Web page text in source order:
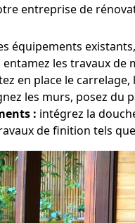
entreprise de
équipements
entamez les travaux de
en place le
les murs, posez du
: intégrez la
de finition tels